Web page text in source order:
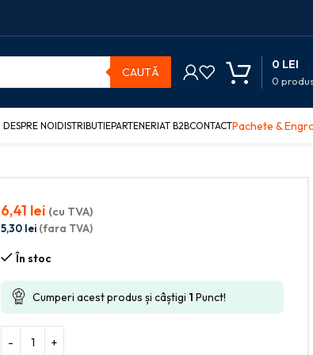
CAUTĂ
0
0 LEI
DESPRE NOIDISTRIBUTIEPARTENERIAT B2BCONTACTPachete &
6,41 lei (cu TVA)
5,30 lei (fara TVA)
În stoc
Cumperi acest produs și câștigi 1 Punct!